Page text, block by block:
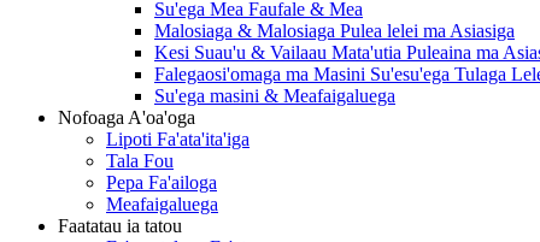
Su'ega Mea Faufale & Mea
Malosiaga & Malosiaga Pulea lelei ma Asiasiga
Kesi Suau'u & Vailaau Mata'utia Puleaina ma
Falegaosi'omaga ma Masini Su'esu'ega Tulaga
Su'ega masini & Meafaigaluega
Nofoaga A'oa'oga
Lipoti Fa'ata'ita'iga
Tala Fou
Pepa Fa'ailoga
Meafaigaluega
Faatatau ia tatou